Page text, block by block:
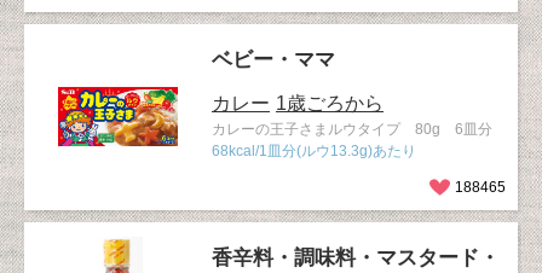
ベビー・ママ
カレー 1歳ごろから
カレーの王子さまルウタイプ 80g 6皿分
68kcal/1皿分(ルウ13.3g)あたり
188465
香辛料・調味料・マスタード・